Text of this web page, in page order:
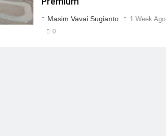
Masim Vavai Sugianto 1 Week Ago
0